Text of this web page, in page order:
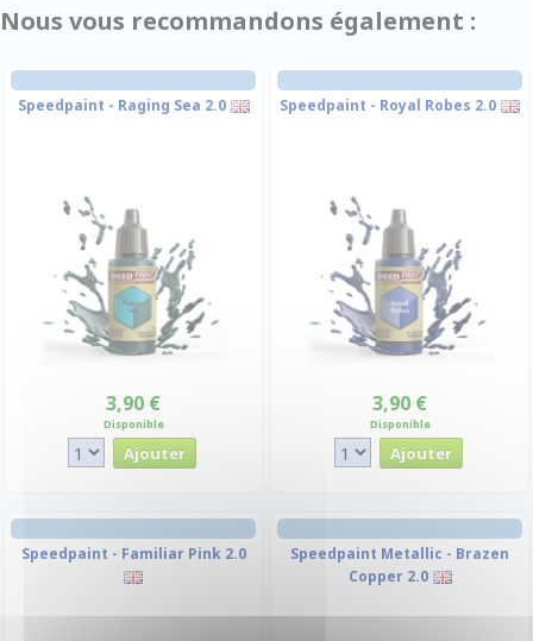
Nous vous recommandons également :
Speedpaint - Raging Sea 2.0
3,90 €
Disponible
Speedpaint - Royal Robes 2.0
3,90 €
Disponible
Speedpaint - Familiar Pink 2.0
Speedpaint Metallic - Brazen
Copper 2.0